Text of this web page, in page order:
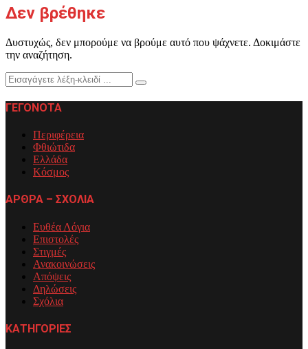
Δεν βρέθηκε
Δυστυχώς, δεν μπορούμε να βρούμε αυτό που ψάχνετε. Δοκιμάστε
την αναζήτηση.
Search
for:
Search
ΓΕΓΟΝΟΤΑ
Περιφέρεια
Φθιώτιδα
Ελλάδα
Κόσμος
ΑΡΘΡΑ – ΣΧΟΛΙΑ
Ευθέα Λόγια
Επιστολές
Στιγμές
Ανακοινώσεις
Απόψεις
Δηλώσεις
Σχόλια
ΚΑΤΗΓΟΡΙΕΣ